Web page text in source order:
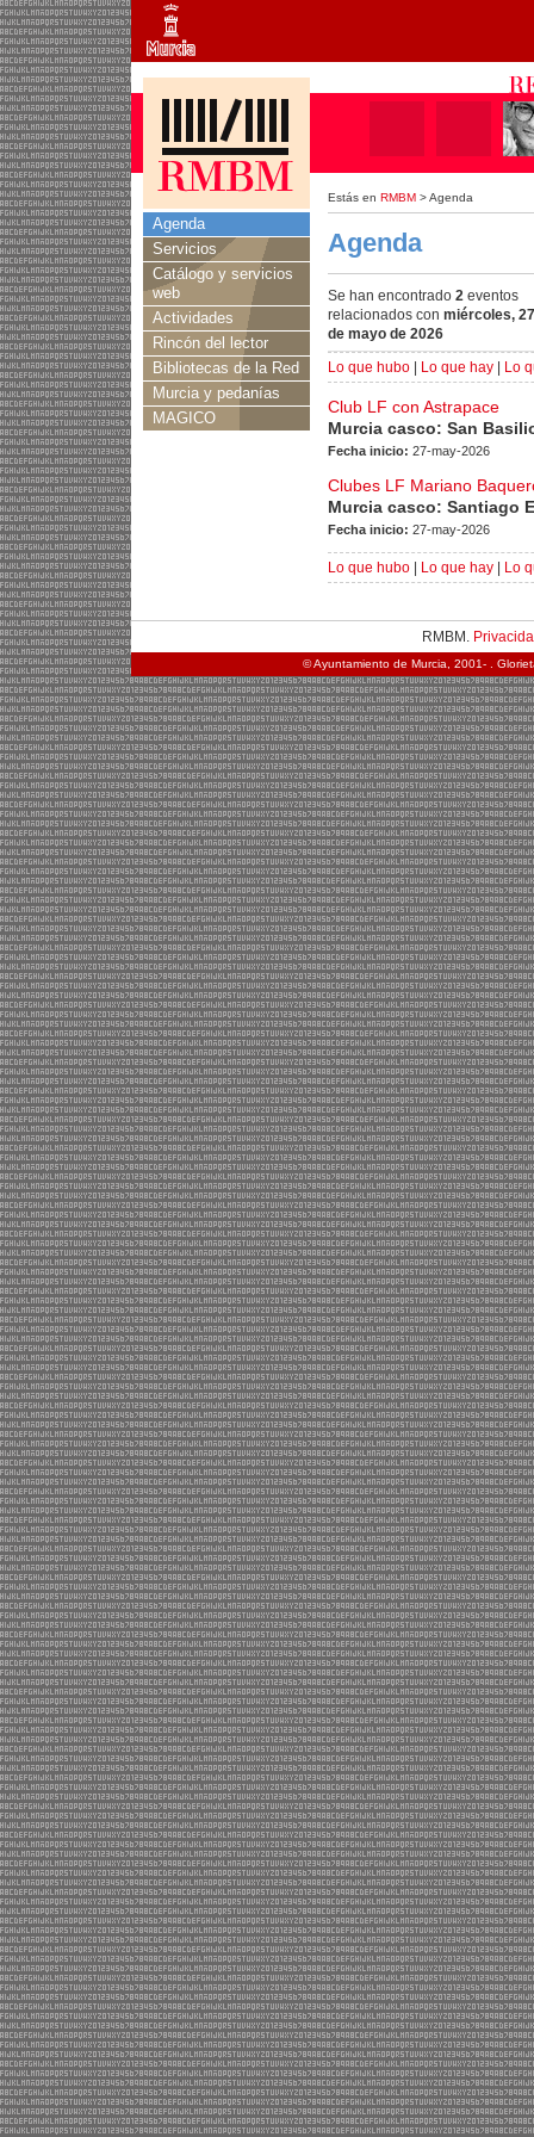
Estás en RMBM > Agenda
Agenda
Servicios
Catálogo y servicios
web
Actividades
Rincón del lector
Bibliotecas de la Red
Murcia y pedanías
MAGICO
Agenda
Se han encontrado 2 eventos
relacionados con miércoles, 27
de mayo de 2026
Lo que hubo
Lo que hay Lo
Club LF con Astrapace
Murcia casco: San
Fecha inicio: 27-may-2026
Clubes LF Mariano
Murcia casco: Santiago
Fecha inicio: 27-may-2026
Lo que hubo Lo que hay Lo
RMBM.
© Ayuntamiento de Murcia, 2001- .